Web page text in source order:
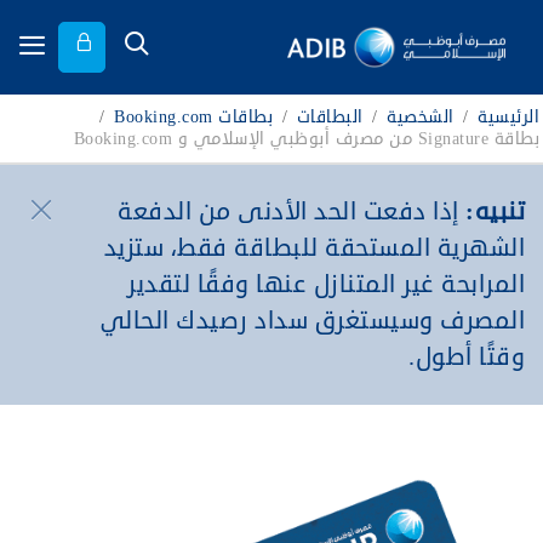
الرئيسية / الشخصية / البطاقات / بطاقات Booking.com
/
بطاقة Signature من مصرف أبوظبي الإسلامي و Booking.com
تنبيه: إذا دفعت الحد الأدنى من الدفعة
الشهرية المستحقة للبطاقة فقط، ستزيد
المرابحة غير المتنازل عنها وفقًا لتقدير
المصرف وسيستغرق سداد رصيدك الحالي
وقتًا أطول.